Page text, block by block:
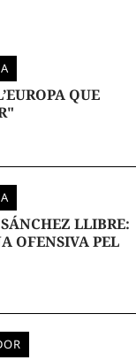
QUE
LLIBRE:
OFENSIVA PEL